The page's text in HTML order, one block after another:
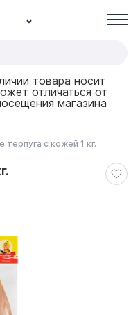
товара носит
отличаться от
магазина
терпуга с кожей 1 кг.